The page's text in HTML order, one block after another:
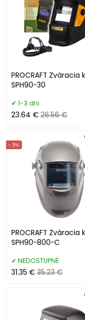
PROCRAFT Zváracia
SPH90-30
1-3 dni
23.64 € 26.56 €
PROCRAFT Zváracia
SPH90-800-C
- 11%
NEDOSTUPNÉ
31.35 € 35.23 €